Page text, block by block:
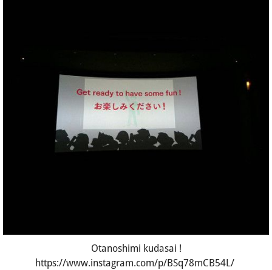
Otanoshimi kudasai !
https://www.instagram.com/p/BSq78mCB54L/